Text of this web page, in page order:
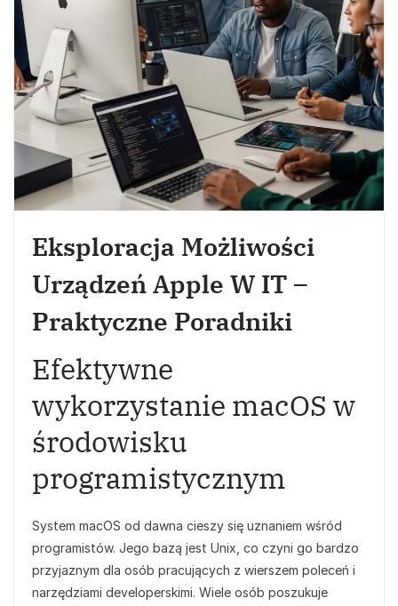
Eksploracja Możliwości
Urządzeń Apple W IT –
Praktyczne Poradniki
Efektywne
wykorzystanie macOS w
środowisku
programistycznym
System macOS od dawna cieszy się uznaniem wśród
programistów. Jego bazą jest Unix, co czyni go bardzo
przyjaznym dla osób pracujących z wierszem poleceń i
narzędziami developerskimi. Wiele osób poszukuje